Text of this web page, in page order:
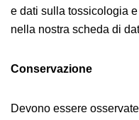
e dati sulla tossicologia
nella nostra scheda di
Conservazione
Devono essere